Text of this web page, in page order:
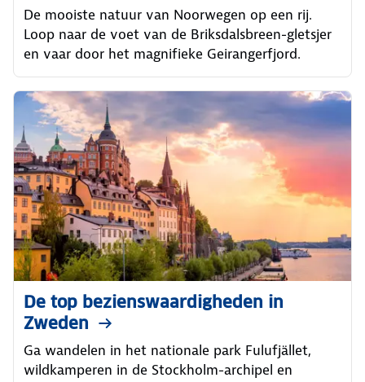
De mooiste natuur van Noorwegen op een rij.
Loop naar de voet van de Briksdalsbreen-gletsjer
en vaar door het magnifieke Geirangerfjord.
De top bezienswaardigheden in
Zweden
Ga wandelen in het nationale park Fulufjället,
wildkamperen in de Stockholm-archipel en